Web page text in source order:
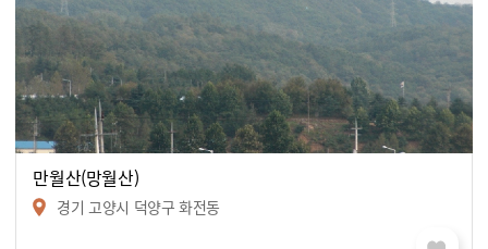
만월산(망월산)
경기 고양시 덕양구 화전동